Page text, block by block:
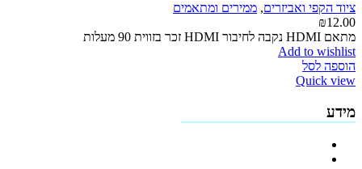
ציוד הקפי ואביזרים, ממירים ומתאמים
₪12.00
מתאם HDMI נקבה לחיבור HDMI זכר בזווית 90 מעלות
Add to wishlist
הוספה לסל
Quick view
מידע